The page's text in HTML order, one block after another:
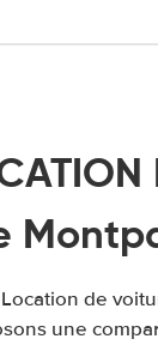
de
une